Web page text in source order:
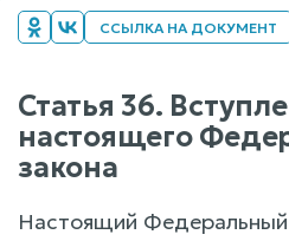
ССЫЛКА НА ДОКУМЕНТ
Статья 36.
настоящего
закона
Настоящий Федеральный